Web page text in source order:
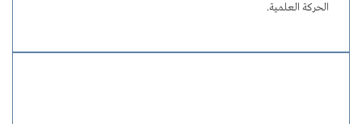
الحركة العلمية.